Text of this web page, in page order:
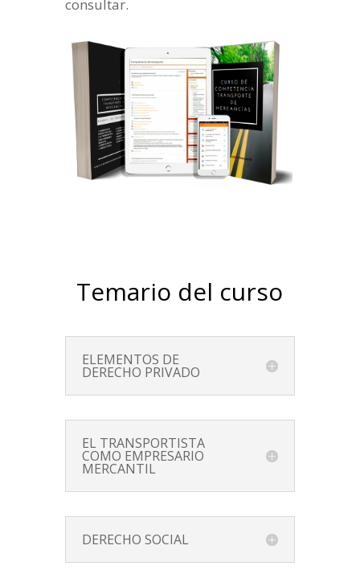
consultar.
Temario del curso
ELEMENTOS DE
DERECHO PRIVADO
EL TRANSPORTISTA
COMO EMPRESARIO
MERCANTIL
DERECHO SOCIAL